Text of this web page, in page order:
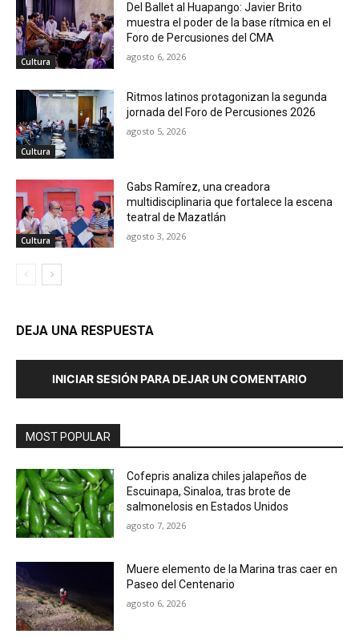
Cultura
Del Ballet al Huapango: Javier Brito
muestra el poder de la base rítmica en el
Foro de Percusiones del CMA
agosto 6, 2026
Cultura
Ritmos latinos protagonizan la segunda
jornada del Foro de Percusiones 2026
agosto 5, 2026
Cultura
Gabs Ramírez, una creadora
multidisciplinaria que fortalece la escena
teatral de Mazatlán
agosto 3, 2026
DEJA UNA RESPUESTA
INICIAR SESIÓN PARA DEJAR UN COMENTARIO
MOST POPULAR
Cofepris analiza chiles jalapeños de
Escuinapa, Sinaloa, tras brote de
salmonelosis en Estados Unidos
agosto 7, 2026
Muere elemento de la Marina tras caer en
Paseo del Centenario
agosto 6, 2026